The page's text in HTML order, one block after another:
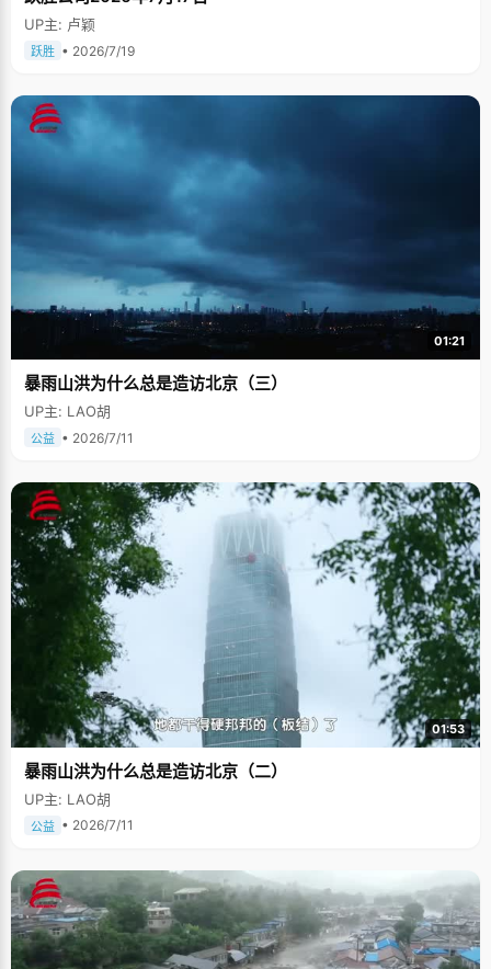
UP主: 卢颖
跃胜 • 2026/7/19
01:21
暴雨山洪为什么总是造访北京（三）
UP主: LAO胡
公益 • 2026/7/11
01:53
暴雨山洪为什么总是造访北京（二）
UP主: LAO胡
公益 • 2026/7/11